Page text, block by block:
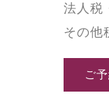
法人税
その他
ご